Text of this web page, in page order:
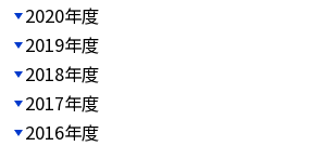
2020年度
2019年度
2018年度
2017年度
2016年度